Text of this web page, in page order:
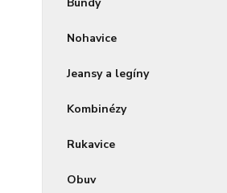
Nohavice
Jeansy a legíny
Kombinézy
Rukavice
Obuv